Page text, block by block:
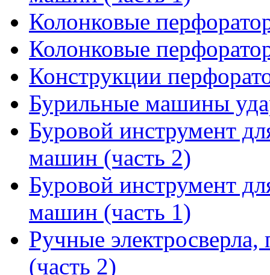
Колонковые
Колонковые
Конструкции
Бурильные машины
Буровой инструмент
машин (часть 2)
Буровой инструмент
машин (часть 1)
Ручные электросверла,
(часть 2)